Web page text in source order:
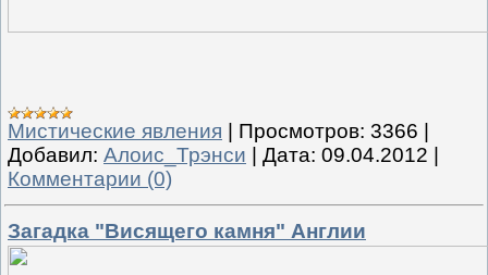
Мистические явления | Просмотров: 3366 |
Добавил: Алоис_Трэнси | Дата: 09.04.2012 |
Комментарии (0)
Загадка "Висящего камня" Англии